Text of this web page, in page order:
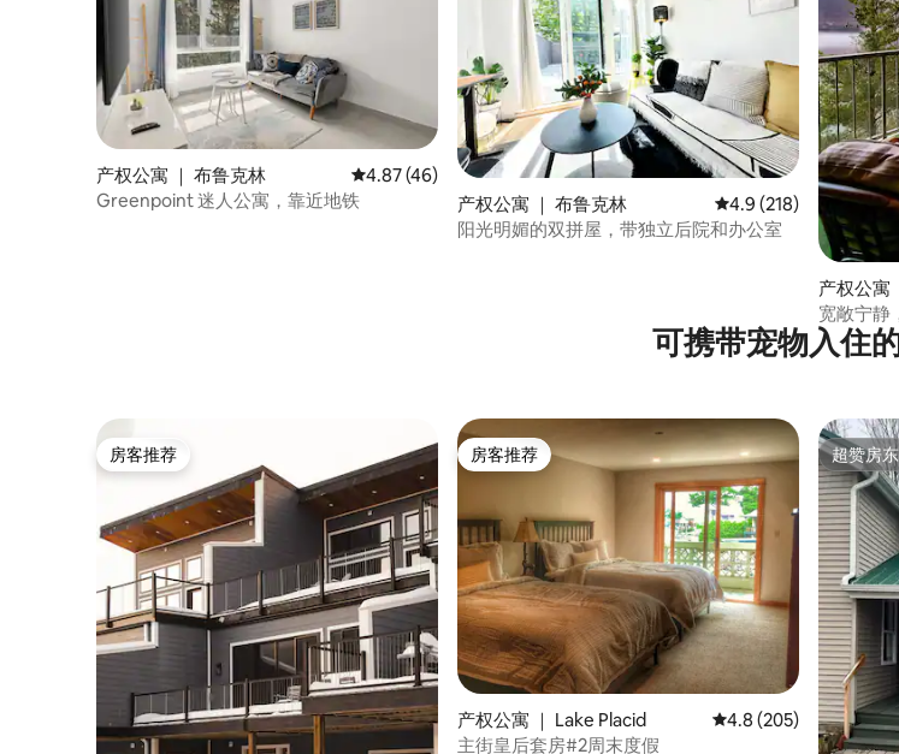
产权公寓 ｜ 布鲁克林 平均评分 4.87 分（满分 5 分），共 46 条评价
4.87 (46)
Greenpoint 迷人公寓，靠近地铁
产权公寓 ｜ 布鲁克林 平均评分 4.9 分（满分
4.9 (218)
阳光明媚的双拼屋，带独立后院和办公室
产权公寓
宽敞宁静
可携带宠物入住
房客推荐
房客推荐 房客推荐
房客推荐
产权公寓 ｜ Lake Placid 平均评分 4.8 分（满分
4.8 (205)
主街皇后套房#2周末度假
超赞房东
超赞房东